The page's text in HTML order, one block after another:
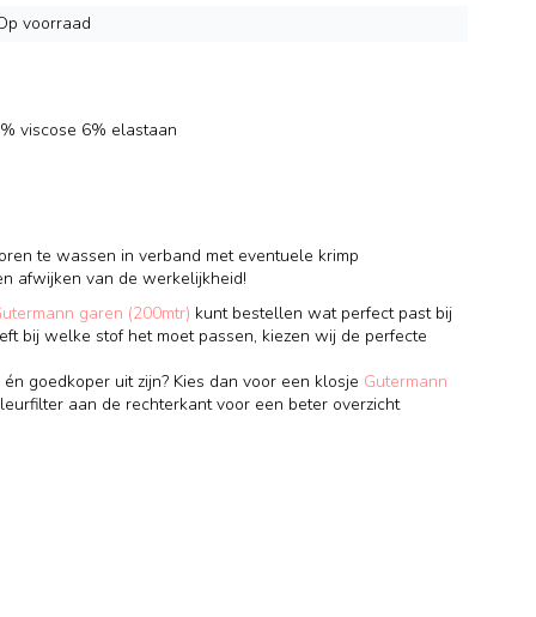
voorraad
viscose 6% elastaan
te wassen in verband met eventuele krimp
afwijken van de werkelijkheid!
garen (200mtr) kunt bestellen wat perfect past bij
bij welke stof het moet passen, kiezen wij de perfecte
goedkoper uit zijn? Kies dan voor een klosje Gutermann
aan de rechterkant voor een beter overzicht